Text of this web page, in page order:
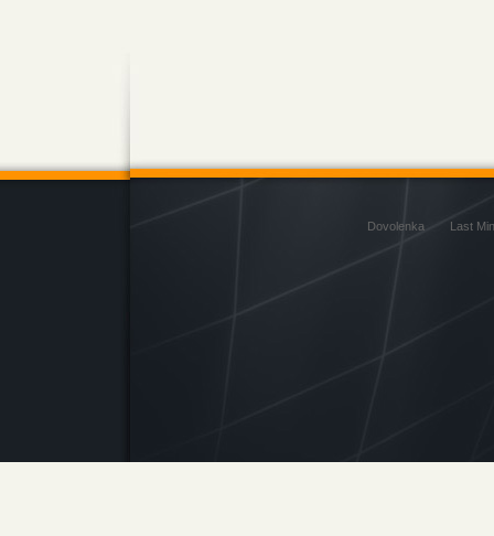
Dovolenka Last